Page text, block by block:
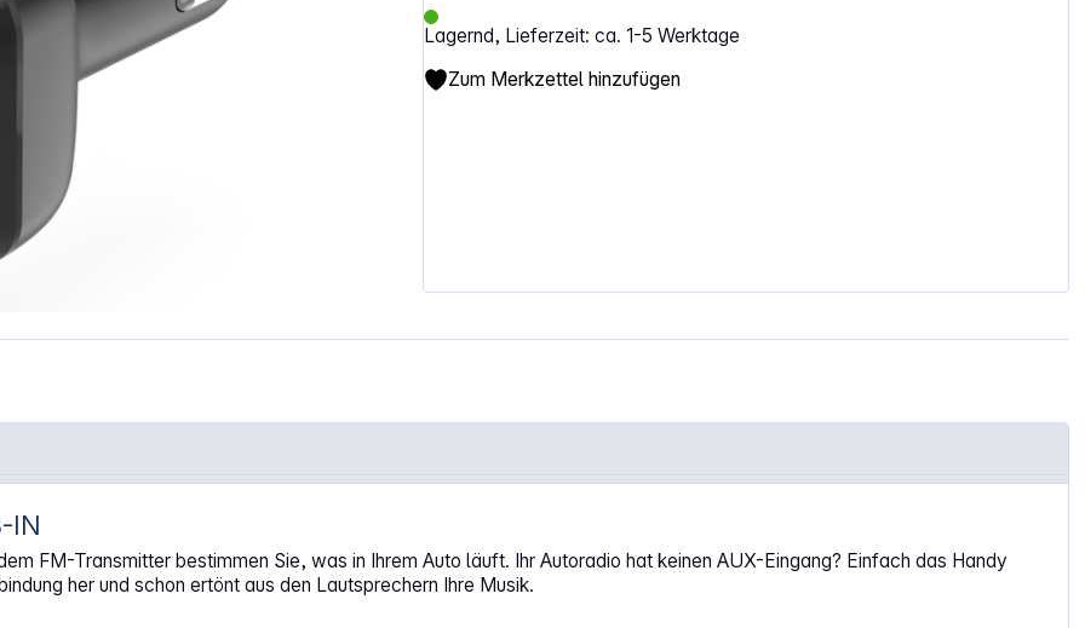
Lagernd, Lieferzeit: ca. 1-5 Werktage
Zum Merkzettel hinzufügen
IN"
IN
FM-Transmitter bestimmen Sie, was in Ihrem Auto läuft. Ihr Autoradio hat keinen AUX-Eingang? Einfach das Handy
her und schon ertönt aus den Lautsprechern Ihre Musik.